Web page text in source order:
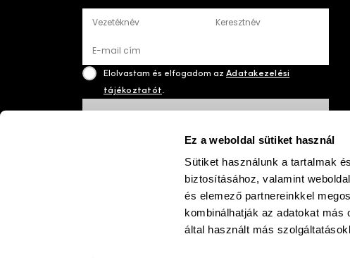
Ez a weboldal sütiket használ
Sütiket használunk a tartalmak
biztosításához, valamint
és elemező partnereinkkel
kombinálhatják az adatokat
által használt más
Vezetéknév Keresztnév
E-mail cím
Elolvastam és elfogadom az Adatakezelési
tájékoztatót.
payment |